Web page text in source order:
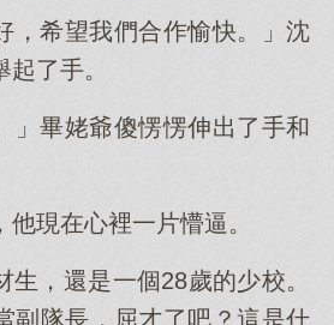
，希望我們合作愉快。」沈
了手。
」畢姥爺傻愣愣伸出了手和
現在心裡一片懵逼。
生，還是一個28歲的少校。
副隊長，屈才了吧？這是什